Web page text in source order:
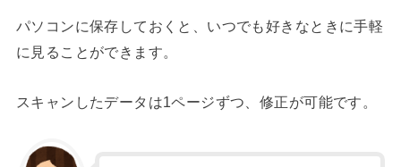
パソコンに保存しておくと、いつでも好きなときに手軽
に見ることができます。
スキャンしたデータは1ページずつ、修正が可能です。